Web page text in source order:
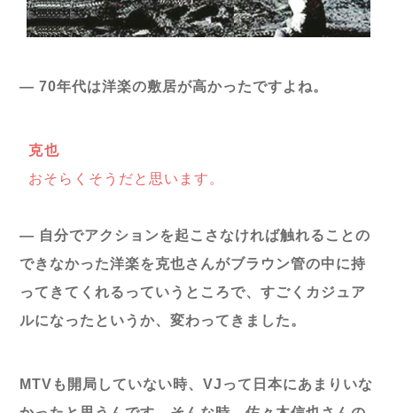
― 70年代は洋楽の敷居が高かったですよね。
克也
おそらくそうだと思います。
― 自分でアクションを起こさなければ触れることの
できなかった洋楽を克也さんがブラウン管の中に持
ってきてくれるっていうところで、すごくカジュア
ルになったというか、変わってきました。
MTVも開局していない時、VJって日本にあまりいな